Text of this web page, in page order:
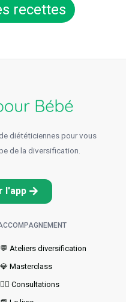
recettes
diététiciennes pour vous
de la diversification.
l'app
💬 Ateliers diversification
💎 Masterclass
👩‍⚕️ Consultations